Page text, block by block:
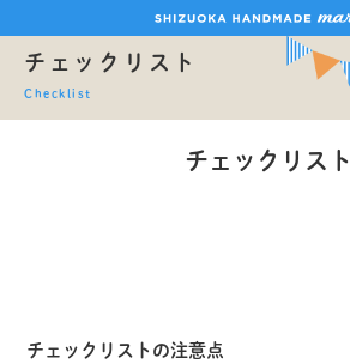
チェックリスト
Checklist
チェックリスト
チェックリストの注意点